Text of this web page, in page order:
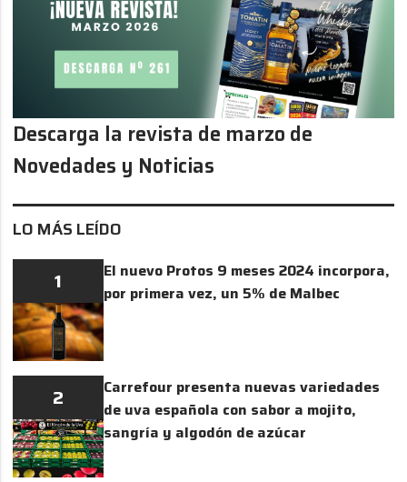
LO MÁS LEÍDO
1
El nuevo Protos 9 meses 2024 incorpora,
por primera vez, un 5% de Malbec
2
Carrefour presenta nuevas variedades
de uva española con sabor a mojito,
sangría y algodón de azúcar
Descarga la revista de marzo de
Novedades y Noticias